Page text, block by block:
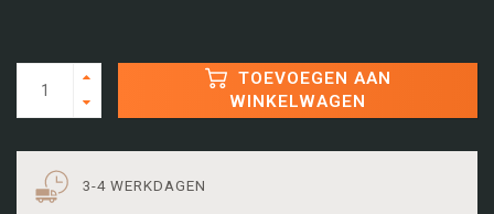
TOEVOEGEN AAN
WINKELWAGEN
3-4 WERKDAGEN